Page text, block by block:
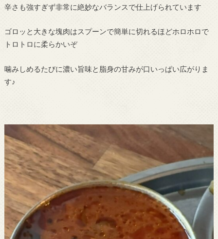
辛さも強すぎず非常に絶妙なバランスで仕上げられています
ゴロッと大きな塊肉はスプーンで簡単に切れるほどホロホロで
トロトロに柔らかいぞ
噛みしめるたびに濃い旨味と脂身の甘みが口いっぱい広がりま
す♪